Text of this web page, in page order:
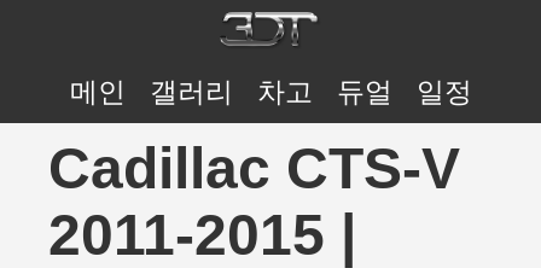
메인 갤러리 차고 듀얼 일정
Cadillac CTS-V
2011-2015 |